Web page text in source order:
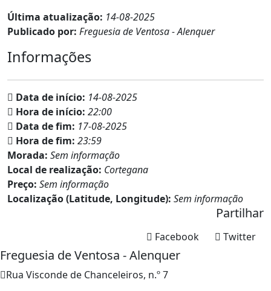
Última atualização: 14-08-2025
Publicado por: Freguesia de Ventosa - Alenquer
Informações
Data de início: 14-08-2025
Hora de início: 22:00
Data de fim: 17-08-2025
Hora de fim: 23:59
Morada: Sem informação
Local de realização: Cortegana
Preço: Sem informação
Localização (Latitude, Longitude): Sem informação
Partilhar
Twitter
Facebook
Freguesia de Ventosa - Alenquer
Rua Visconde de Chanceleiros, n.º 7